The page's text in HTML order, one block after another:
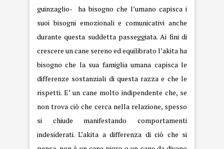
guinzaglio- ha bisogno che l’umano capisca i
suoi bisogni emozionali e comunicativi anche
durante questa suddetta passeggiata. Ai fini di
crescere un cane sereno ed equilibrato l’akita ha
bisogno che la sua famiglia umana capisca le
differenze sostanziali di questa razza e che le
rispetti. E’ un cane molto indipendente che, se
non trova ciò che cerca nella relazione, spesso
si chiude manifestando comportamenti
indesiderati. L’akita a differenza di ciò che si